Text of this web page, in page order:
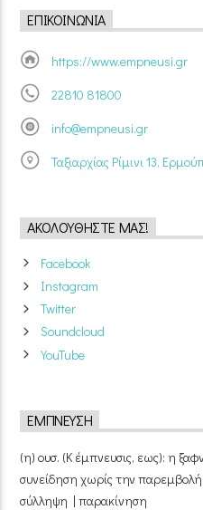
ΕΠΙΚΟΙΝΩΝΊΑ
https://www.empneusi.gr
22810 81800
info@empneusi.gr
Ταξιαρχίας Ρίμινι 13,
ΑΚΟΛΟΥΘΉΣΤΕ ΜΑΣ!
Facebook
Instagram
Twitter
Soundcloud
YouTube
ΈΜΠΝΕΥΣΗ
(η) ουσ. (Κ έμπνευσις, εως): η
συνείδηση χωρίς την
σύλληψη | παρακίνηση